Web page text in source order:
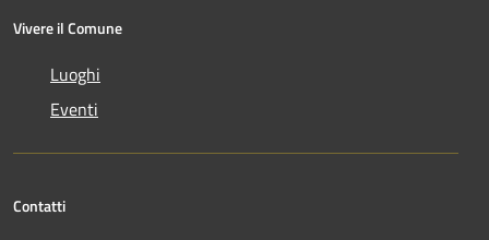
Vivere il Comune
Luoghi
Eventi
Contatti